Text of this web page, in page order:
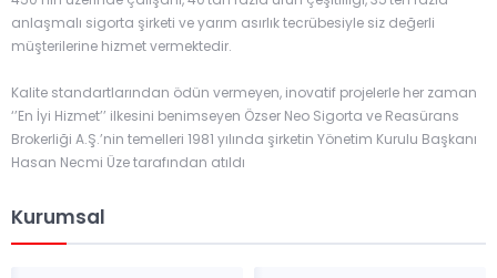
anlaşmalı sigorta şirketi ve yarım asırlık tecrübesiyle siz değerli
müşterilerine hizmet vermektedir.
Kalite standartlarından ödün vermeyen, inovatif projelerle her zaman
‘’En İyi Hizmet’’ ilkesini benimseyen Özser Neo Sigorta ve Reasürans
Brokerliği A.Ş.’nin temelleri 1981 yılında şirketin Yönetim Kurulu Başkanı
Hasan Necmi Üze tarafından atıldı
Kurumsal